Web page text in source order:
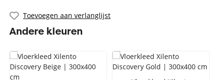
Toevoegen aan verlanglijst
Andere kleuren